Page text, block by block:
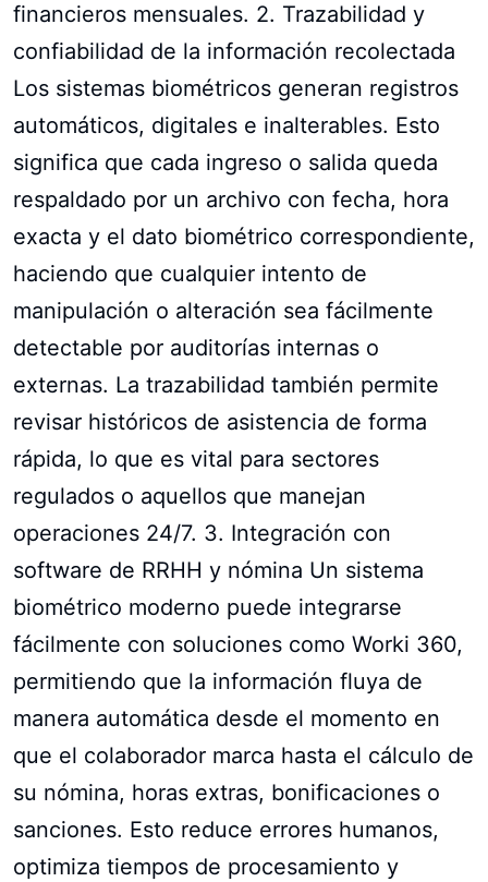
financieros mensuales. 2. Trazabilidad y
confiabilidad de la información recolectada
Los sistemas biométricos generan registros
automáticos, digitales e inalterables. Esto
significa que cada ingreso o salida queda
respaldado por un archivo con fecha, hora
exacta y el dato biométrico correspondiente,
haciendo que cualquier intento de
manipulación o alteración sea fácilmente
detectable por auditorías internas o
externas. La trazabilidad también permite
revisar históricos de asistencia de forma
rápida, lo que es vital para sectores
regulados o aquellos que manejan
operaciones 24/7. 3. Integración con
software de RRHH y nómina Un sistema
biométrico moderno puede integrarse
fácilmente con soluciones como Worki 360,
permitiendo que la información fluya de
manera automática desde el momento en
que el colaborador marca hasta el cálculo de
su nómina, horas extras, bonificaciones o
sanciones. Esto reduce errores humanos,
optimiza tiempos de procesamiento y